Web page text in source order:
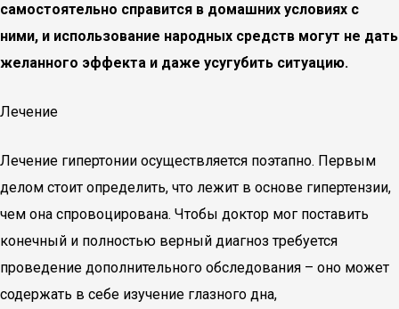
самостоятельно справится в домашних условиях с
ними, и использование народных средств могут не дать
желанного эффекта и даже усугубить ситуацию.
Лечение
Лечение гипертонии осуществляется поэтапно. Первым
делом стоит определить, что лежит в основе гипертензии,
чем она спровоцирована. Чтобы доктор мог поставить
конечный и полностью верный диагноз требуется
проведение дополнительного обследования – оно может
содержать в себе изучение глазного дна,